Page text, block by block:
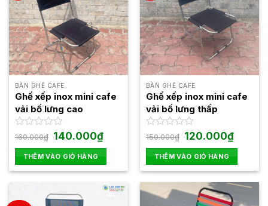
BÀN GHẾ CAFE
Ghế xếp inox mini cafe
vải bố lưng cao
Được
hạng
0
5
160.000₫ Giá
gốc
là:
160.000₫.
140.000₫Giá
hiện
tại
là:
140.000₫.
THÊM VÀO GIỎ HÀNG
BÀN GHẾ CAFE
Ghế xếp inox mini cafe
vải bố lưng thấp
Được
hạng
0
5
sao
150.000₫ Giá
gốc
là:
150.000₫.
120.000₫Giá
hiện
tại
là:
THÊM VÀO GIỎ HÀNG